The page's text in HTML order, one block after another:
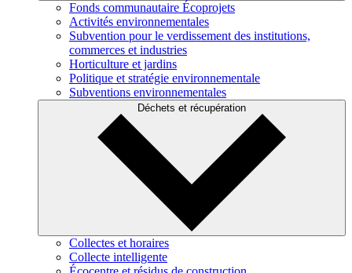
Fonds communautaire Écoprojets
Activités environnementales
Subvention pour le verdissement des institutions,
commerces et industries
Horticulture et jardins
Politique et stratégie environnementale
Subventions environnementales
Déchets et récupération
Collectes et horaires
Collecte intelligente